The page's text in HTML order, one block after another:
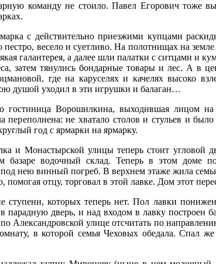
команду не стоило. Павел Егорович тоже
с действительно приезжими купцами
весело и суетливо. На полотнищах на
галантерея, а далее шли палатки с ситцами и
затем тянулись бондарные товары и лес. А в
где на каруселях и качелях высоко
душой уходил в эти игрушки и балаган…
гостиница Ворошилкина, выходившая лицом на
переполнена: не хватало столов и стульев и
год с ярмарки на ярмарку.
и Монастырской улицы теперь стоит угловой
водочный склад. Теперь в этом доме
нею винный погреб. В верхнем этаже жила
помогая отцу, торговал в этой лавке. Дом этот
ступени, которых теперь нет. Пол лавки
парадную дверь, и над входом в лавку построен
Александровской улице отсчитать по
в которой семья Чеховых обедала. Спал